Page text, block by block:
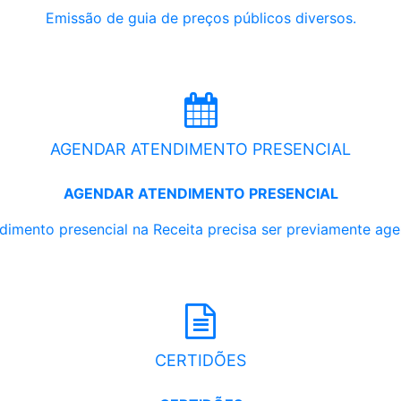
Emissão de guia de preços públicos diversos.
AGENDAR ATENDIMENTO PRESENCIAL
AGENDAR ATENDIMENTO PRESENCIAL
presencial na Receita precisa ser previamente
CERTIDÕES